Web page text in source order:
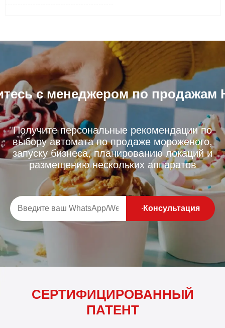
с менеджером по продажам
Получите персональные рекомендации по
выбору автомата по продаже мороженого,
запуску бизнеса, планированию локаций и
размещению нескольких аппаратов
Консультация
СЕРТИФИЦИРОВАННЫЙ
ПАТЕНТ